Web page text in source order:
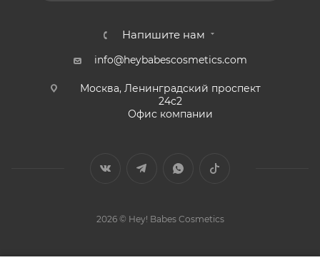
Напишите нам
info@heybabescosmetics.com
Москва, Ленинградский проспект
24с2
Офис компании
2026 © Hey! Babes Cosmetics